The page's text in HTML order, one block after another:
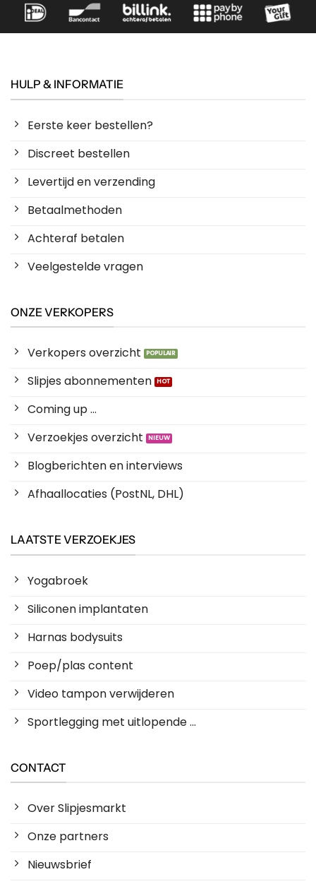
HULP & INFORMATIE
Eerste keer bestellen?
Discreet bestellen
Levertijd en verzending
Betaalmethoden
Achteraf betalen
Veelgestelde vragen
ONZE VERKOPERS
Verkopers overzicht
Slipjes abonnementen
Coming up ...
Verzoekjes overzicht
Blogberichten en interviews
Afhaallocaties (PostNL, DHL)
LAATSTE VERZOEKJES
Yogabroek
Siliconen implantaten
Harnas bodysuits
Poep/plas content
Video tampon verwijderen
Sportlegging met uitlopende ...
CONTACT
Over Slipjesmarkt
Onze partners
Nieuwsbrief